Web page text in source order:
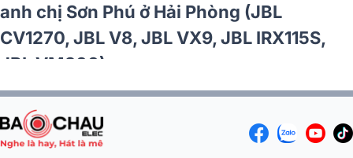
anh chị Sơn Phú ở Hải Phòng (JBL
CV1270, JBL V8, JBL VX9, JBL IRX115S,
JBL VM300)